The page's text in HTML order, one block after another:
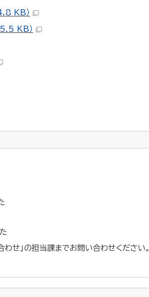
KB）
KB）
せ」の担当課までお問い合わせください。